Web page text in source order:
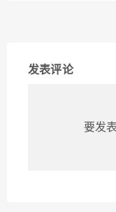
发表评论
要发